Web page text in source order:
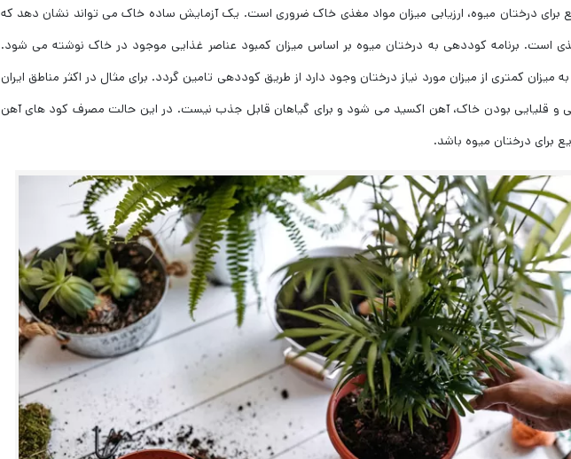
برای درختان میوه، ارزیابی میزان مواد مغذی خاک ضروری است. یک آزمایش ساده خاک می تواند نشان دهد که
است. برنامه کوددهی به درختان میوه بر اساس میزان کمبود عناصر غذایی موجود در خاک نوشته می شود.
کمتری از میزان مورد نیاز درختان وجود دارد از طریق کوددهی تامین گردد. برای مثال در اکثر مناطق ایران
و قلیایی بودن خاک، آهن اکسید می شود و برای گیاهان قابل جذب نیست. در این حالت مصرف کود های آهن
برای درختان میوه باشد.